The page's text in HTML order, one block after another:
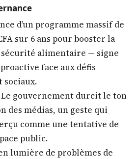
d’un programme massif de
sur 6 ans pour booster la
alimentaire — signe
face aux défis
sociaux.
Le gouvernement durcit le ton
des médias, un geste qui
comme une tentative de
public.
lumière de problèmes de